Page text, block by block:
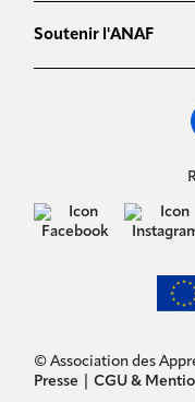
Soutenir l'ANAF
© Association des
Presse |CGU &